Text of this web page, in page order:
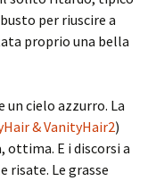
per riuscire a
proprio una bella
un cielo azzurro. La
& VanityHair2)
ottima. E i discorsi a
risate. Le grasse